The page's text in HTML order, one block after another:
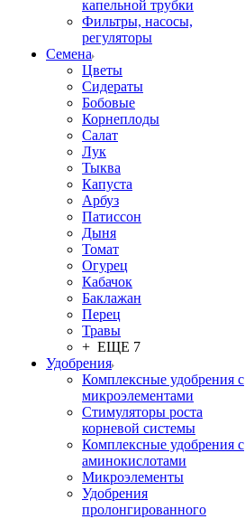
капельной трубки
Фильтры, насосы,
регуляторы
Семена
Цветы
Сидераты
Бобовые
Корнеплоды
Салат
Лук
Тыква
Капуста
Арбуз
Патиссон
Дыня
Томат
Огурец
Кабачок
Баклажан
Перец
Травы
+ ЕЩЕ 7
Удобрения
Комплексные удобрения с
микроэлементами
Стимуляторы роста
корневой системы
Комплексные удобрения с
аминокислотами
Микроэлементы
Удобрения
пролонгированного